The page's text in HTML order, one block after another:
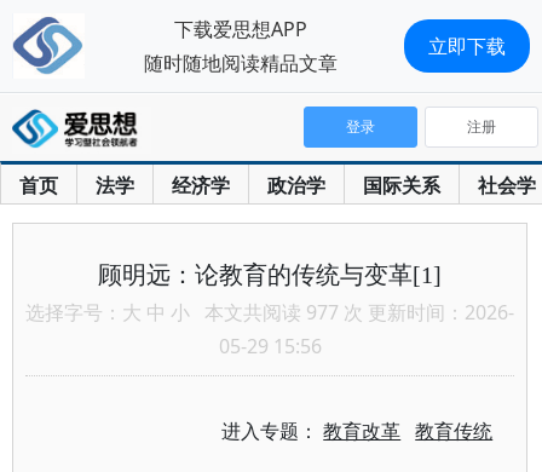
首页 法学 经济学 政治学 国际关系 社会学
登录 注册
顾明远：论教育的传统与变革[1]
选择字号： 大 中 小 本文共阅读 977 次 更新时间：2026-
05-29 15:56
进入专题：教育改革 教育传统
下载爱思想APP
随时随地阅读精品文章
立即下载